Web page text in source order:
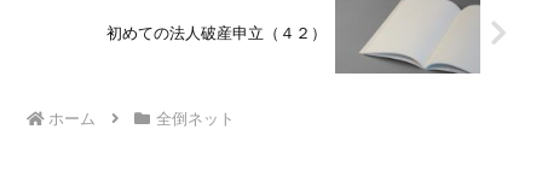
初めての法人破産申立（４２）
ホーム 全倒ネット